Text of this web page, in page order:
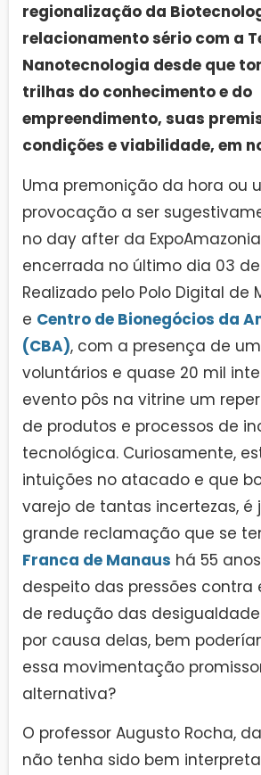
regionalização da
relacionamento sério com a
Nanotecnologia desde que
trilhas do conhecimento e do
empreendimento, suas
condições e viabilidade, em
Uma premonição da hora ou
provocação a ser
no day after da ExpoAmazonia
encerrada no último dia 03
Realizado pelo Polo Digital de
e Centro de Bionegócios da
(CBA), com a presença de
voluntários e quase 20 mil
evento pôs na vitrine um
de produtos e processos de
tecnológica. Curiosamente,
intuições no atacado e que
varejo de tantas incertezas, é
grande reclamação que se
Franca de Manaus há 55
despeito das pressões contra
de redução das
por causa delas, bem
essa movimentação
alternativa?
O professor Augusto Rocha, da
não tenha sido bem